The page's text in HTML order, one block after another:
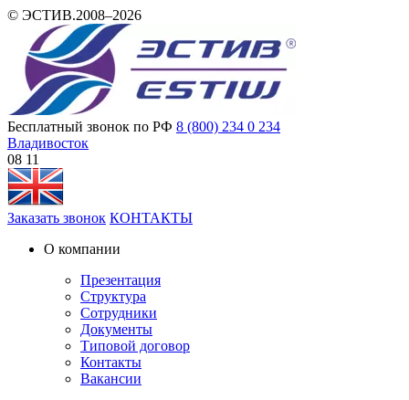
© ЭСТИВ.2008–2026
Бесплатный звонок по РФ 8 (800) 234 0 234
Владивосток
08:11
Заказать звонок КОНТАКТЫ
О компании
Презентация
Структура
Сотрудники
Документы
Типовой договор
Контакты
Вакансии